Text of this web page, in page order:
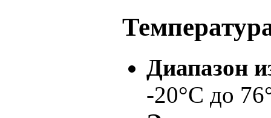
Диапазон
-20°C до